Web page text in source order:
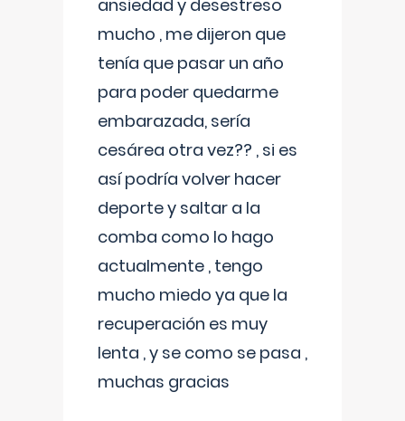
ansiedad y desestreso
mucho , me dijeron que
tenía que pasar un año
para poder quedarme
embarazada, sería
cesárea otra vez?? , si es
así podría volver hacer
deporte y saltar a la
comba como lo hago
actualmente , tengo
mucho miedo ya que la
recuperación es muy
lenta , y se como se pasa ,
muchas gracias